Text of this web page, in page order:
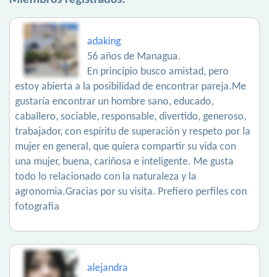
adaking
56 años de Managua.
En principio busco amistad, pero
estoy abierta a la posibilidad de encontrar pareja.Me
gustaría encontrar un hombre sano, educado,
caballero, sociable, responsable, divertido, generoso,
trabajador, con espíritu de superación y respeto por la
mujer en general, que quiera compartir su vida con
una mujer, buena, cariñosa e inteligente. Me gusta
todo lo relacionado con la naturaleza y la
agronomia.Gracias por su visita. Prefiero perfiles con
fotografia
alejandra